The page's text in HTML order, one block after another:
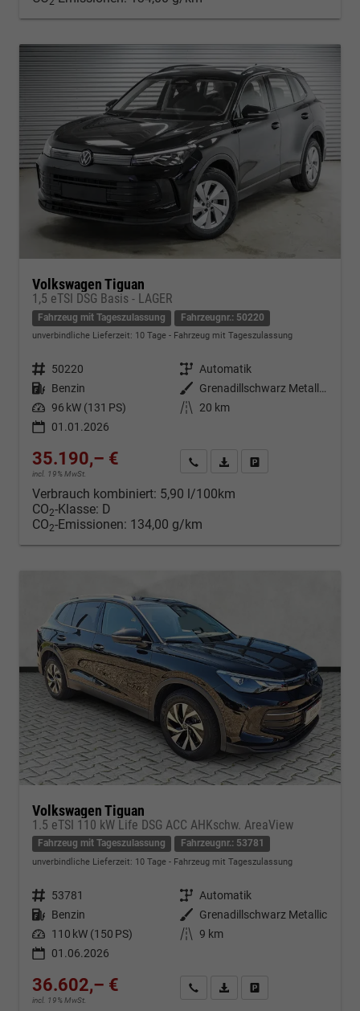
Volkswagen Tiguan
1,5 eTSI DSG Basis - LAGER
Fahrzeug mit Tageszulassung Fahrzeugnr.: 50220
unverbindliche Lieferzeit: 10 Tage Fahrzeug mit Tageszulassung
Fahrzeugnr. 50220 Getriebe Automatik
Kraftstoff Benzin Außenfarbe
Grenadillschwarz Metallic (0E)
Leistung 96 kW (131 PS) Kilometerstand
20 km
01.01.2026
35.190,– €
incl. 19% MwSt.
Kontakt & Angebot anfordern
PDF-Datei, Fahrzeugexposé
Verbrauch kombiniert: 5,90 l/100km
CO2-Klasse: D
CO2-Emissionen: 134,00 g/km
Volkswagen Tiguan
1.5 eTSI 110 kW Life DSG ACC AHKschw. AreaView
Fahrzeug mit Tageszulassung Fahrzeugnr.: 53781
unverbindliche Lieferzeit: 10 Tage Fahrzeug mit Tageszulassung
Fahrzeugnr. 53781 Getriebe Automatik
Kraftstoff Benzin Außenfarbe Grenadillschwarz Metallic
Leistung 110 kW (150 PS) Kilometerstand 9 km
01.06.2026
36.602,– €
incl. 19% MwSt.
Kontakt & Angebot anfordern
PDF-Datei, Fahrzeugexposé